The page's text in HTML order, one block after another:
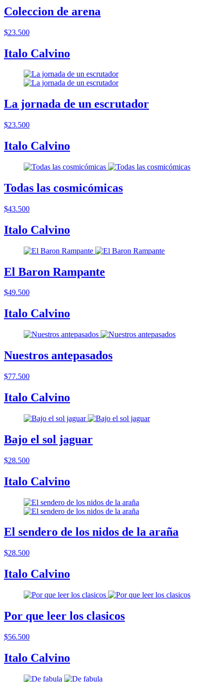
Coleccion de arena
$23.500
Italo Calvino
La jornada de un escrutador
$23.500
Italo Calvino
Todas las cosmicómicas
$43.500
Italo Calvino
El Baron Rampante
$49.500
Italo Calvino
Nuestros antepasados
$77.500
Italo Calvino
Bajo el sol jaguar
$28.500
Italo Calvino
El sendero de los nidos de la araña
$28.500
Italo Calvino
Por que leer los clasicos
$56.500
Italo Calvino